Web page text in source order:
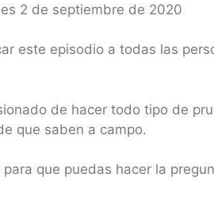
2 de septiembre de 2020
este episodio a todas las
de hacer todo tipo de
que saben a campo.
para que puedas hacer la